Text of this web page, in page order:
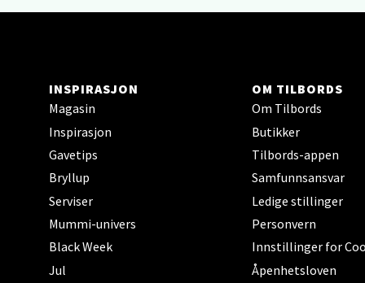
INSPIRASJON
Magasin
Inspirasjon
Gavetips
Bryllup
Serviser
Mummi-univers
Black Week
Jul
OM TILBORDS
Om Tilbords
Butikker
Tilbords-appen
Samfunnsansvar
Ledige stillinger
Personvern
Innstillinger for
Åpenhetsloven
Åpent i